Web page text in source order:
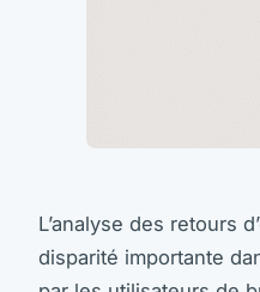
L’analyse des retours
disparité importante